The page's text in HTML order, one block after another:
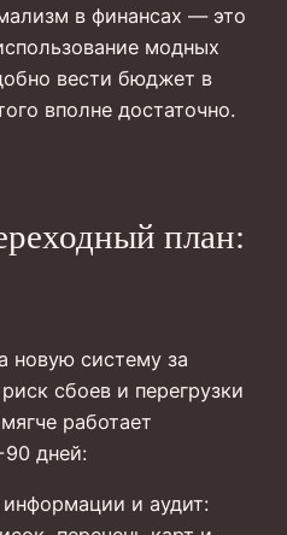
в финансах — это
модных
вести бюджет в
вполне достаточно.
план:
новую систему за
сбоев и перегрузки
работает
90 дней:
и аудит: